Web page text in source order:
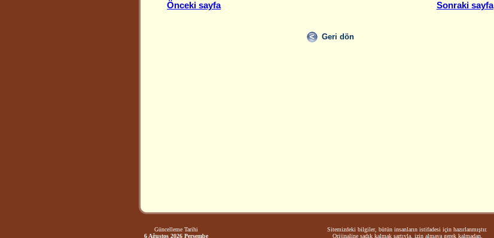
Önceki sayfa Sonraki sayfa
Geri dön
Güncelleme Tarihi
6 Ağustos 2026 Perşembe
Sitemizdeki bilgiler, bütün insanların istifadesi için hazırlanmıştır.
Orijinaline sadık kalmak şartıyla, izin almaya gerek kalmadan,